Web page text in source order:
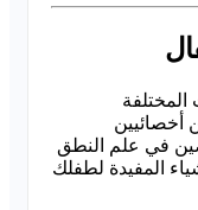
أخصائيين
في علم النطق
المفيدة لطفلك